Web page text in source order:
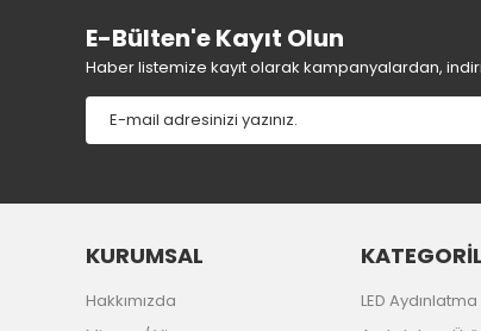
E-Bülten'e Kayıt Olun
Haber listemize kayıt olarak kampanyalardan,
KURUMSAL
Hakkımızda
LED Aydınlatma